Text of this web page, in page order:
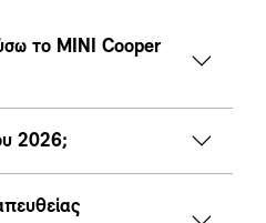
το MINI Cooper
2026;